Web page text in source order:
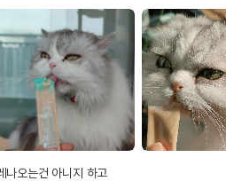
나오는건 아니지 하고